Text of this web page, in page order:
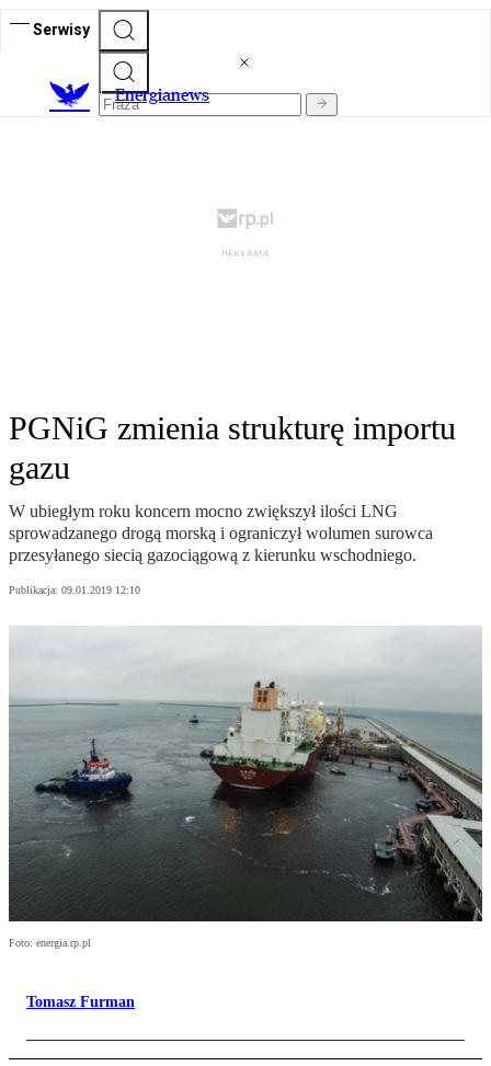
Serwisy
Energianews
PGNiG zmienia strukturę importu
gazu
W ubiegłym roku koncern mocno zwiększył ilości LNG
sprowadzanego drogą morską i ograniczył wolumen surowca
przesyłanego siecią gazociągową z kierunku wschodniego.
Publikacja: 09.01.2019 12:10
Foto: energia.rp.pl
Tomasz Furman